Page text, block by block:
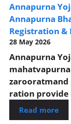
Annapurna
Annapurna
Registration
28 May 2026
Annapurna
ration provide
Read more